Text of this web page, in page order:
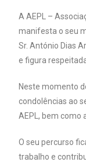
A AEPL –
manifesta o seu
Sr. António Dias
e figura
Neste momento
condolências ao
AEPL, bem como
O seu percurso
trabalho e